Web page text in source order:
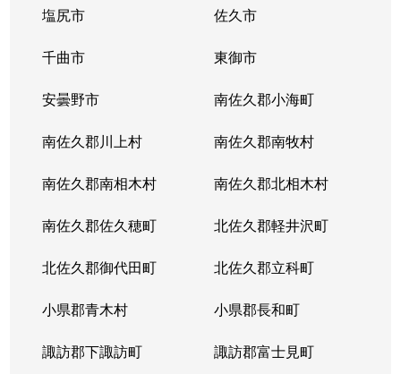
大字豊田
上諏訪
大字豊田
上諏訪
大字中洲
上諏訪
徒歩45分
大字中洲
430万円 上諏訪
徒歩45分
大字中洲
600万円 上諏訪
徒歩45分
大字中洲
920万円 上諏訪
徒歩45分
大字中洲
1,800万円 上諏訪
徒歩45分
大字中洲
上諏訪
大字中洲
2,300万円 上諏訪
徒歩45分
塩尻市 佐久市
千曲市 東御市
安曇野市 南佐久郡小海町
南佐久郡川上村 南佐久郡南牧村
南佐久郡南相木村 南佐久郡北相木村
南佐久郡佐久穂町 北佐久郡軽井沢町
北佐久郡御代田町 北佐久郡立科町
小県郡青木村 小県郡長和町
諏訪郡下諏訪町 諏訪郡富士見町